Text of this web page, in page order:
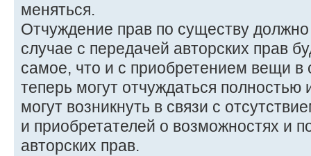
меняться.
Отчуждение прав по существу
случае с передачей авторских прав
самое, что и с приобретением вещи
теперь могут отчуждаться полностью
могут возникнуть в связи с
и приобретателей о возможностях и
авторских прав.